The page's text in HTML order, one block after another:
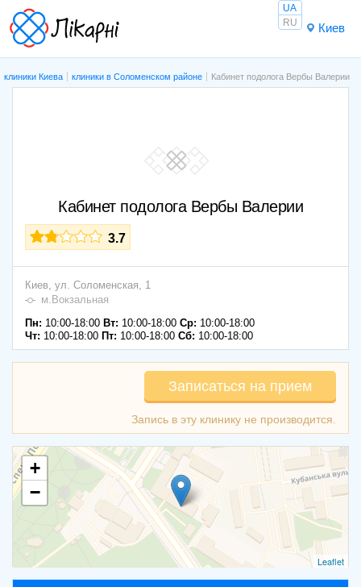
Киев
UA
RU
клиники Киева клиники в Соломенском районе Кабинет подолога Вербы Валерии
Кабинет подолога Вербы Валерии
3.7
Киев, ул. Соломенская, 1
м.Вокзальная
Пн: 10:00-18:00 Вт: 10:00-18:00 Ср: 10:00-18:00
Чт: 10:00-18:00 Пт: 10:00-18:00 Сб: 10:00-18:00
Записаться на прием
+
−
Leaflet